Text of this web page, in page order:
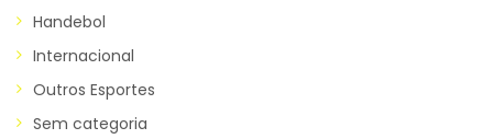
Handebol
Internacional
Outros Esportes
Sem categoria